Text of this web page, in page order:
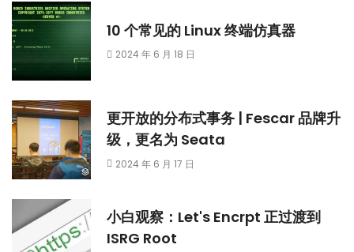
10 个常见的 Linux 终端仿真器
2024 年 6 月 18 日
更开放的分布式事务 | Fescar 品牌升
级，更名为 Seata
2024 年 6 月 17 日
小白观察：Let's Encrpt 正过渡到
ISRG Root